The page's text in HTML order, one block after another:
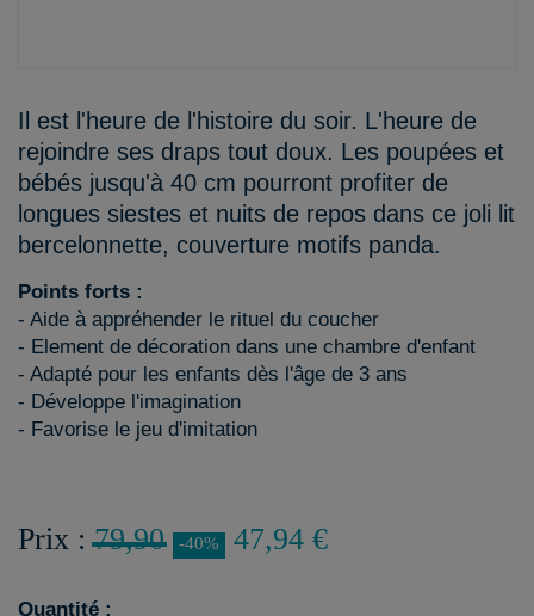
Il est l'heure de l'histoire du soir. L'heure de
rejoindre ses draps tout doux. Les poupées et
bébés jusqu'à 40 cm pourront profiter de
longues siestes et nuits de repos dans ce joli lit
bercelonnette, couverture motifs panda.
Points forts :
- Aide à appréhender le rituel du coucher
- Element de décoration dans une chambre d'enfant
- Adapté pour les enfants dès l'âge de 3 ans
- Développe l'imagination
- Favorise le jeu d'imitation
Prix :79,90 -40% 47,94 €
Quantité :